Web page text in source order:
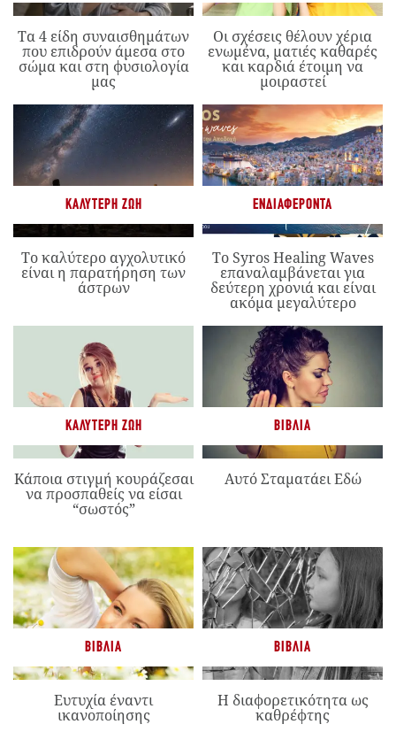
Τα 4 είδη συναισθημάτων
που επιδρούν άμεσα στο
σώμα και στη φυσιολογία
μας
Οι σχέσεις θέλουν χέρια
ενωμένα, ματιές καθαρές
και καρδιά έτοιμη να
μοιραστεί
ΚΑΛΎΤΕΡΗ ΖΩΉ
Το καλύτερο αγχολυτικό
είναι η παρατήρηση των
άστρων
ΕΝΔΙΑΦΈΡΟΝΤΑ
Το Syros Healing Waves
επαναλαμβάνεται για
δεύτερη χρονιά και είναι
ακόμα μεγαλύτερο
ΚΑΛΎΤΕΡΗ ΖΩΉ
Κάποια στιγμή κουράζεσαι
να προσπαθείς να είσαι
“σωστός”
ΒΙΒΛΊΑ
Αυτό Σταματάει Εδώ
ΒΙΒΛΊΑ
Ευτυχία έναντι
ικανοποίησης
ΒΙΒΛΊΑ
Η διαφορετικότητα ως
καθρέφτης